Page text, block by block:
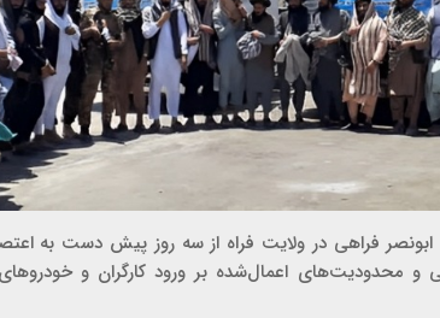
ابونصر فراهی در ولایت فراه از سه روز پیش دست به
و محدودیت‌های اعمال‌شده بر ورود کارگران و